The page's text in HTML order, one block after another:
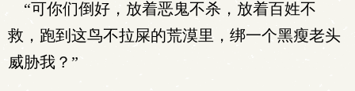
“可你们倒好，放着恶鬼不杀，放着百姓不
救，跑到这鸟不拉屎的荒漠里，绑一个黑瘦老头
威胁我？”